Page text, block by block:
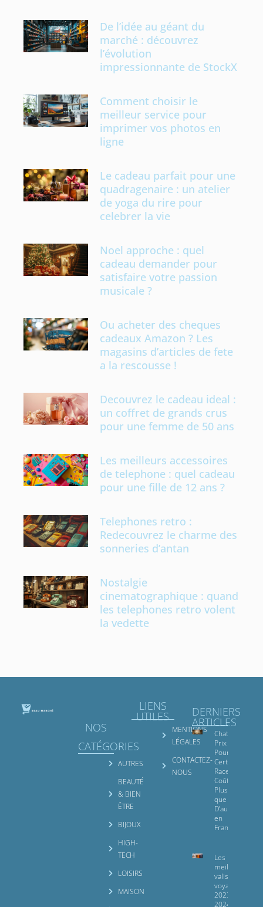
De l’idée au géant du
marché : découvrez
l’évolution
impressionnante de StockX
Comment choisir le
meilleur service pour
imprimer vos photos en
ligne
Le cadeau parfait pour une
quadragenaire : un atelier
de yoga du rire pour
celebrer la vie
Noel approche : quel
cadeau demander pour
satisfaire votre passion
musicale ?
Ou acheter des cheques
cadeaux Amazon ? Les
magasins d’articles de fete
a la rescousse !
Decouvrez le cadeau ideal :
un coffret de grands crus
pour une femme de 50 ans
Les meilleurs accessoires
de telephone : quel cadeau
pour une fille de 12 ans ?
Telephones retro :
Redecouvrez le charme des
sonneries d’antan
Nostalgie
cinematographique : quand
les telephones retro volent
la vedette
NOS
CATÉGORIES
AUTRES
BEAUTÉ
& BIEN
ÊTRE
BIJOUX
HIGH-
TECH
LOISIRS
MAISON
LIENS
UTILES
MENTIONS
LÉGALES
CONTACTEZ-
NOUS
DERNIERS
ARTICLES
Chat Nain
Prix :
Pourquoi
Certaines
Races
Coûtent
Plus Cher
que
D’autres
en
France
Les 10
meilleures
valises pour
voyager
2023 et
2024 :